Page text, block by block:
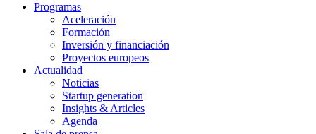
Programas
Aceleración
Formación
Inversión y financiación
Proyectos europeos
Actualidad
Noticias
Startup generation
Insights & Articles
Agenda